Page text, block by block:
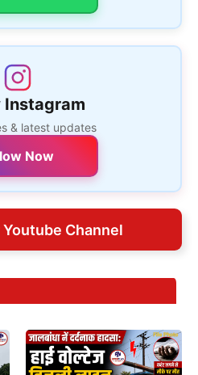
Instagram
& latest updates
Now
Channel